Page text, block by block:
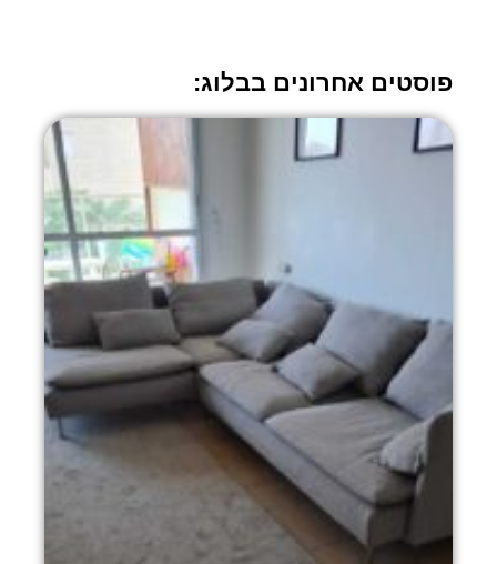
פוסטים אחרונים בבלוג: